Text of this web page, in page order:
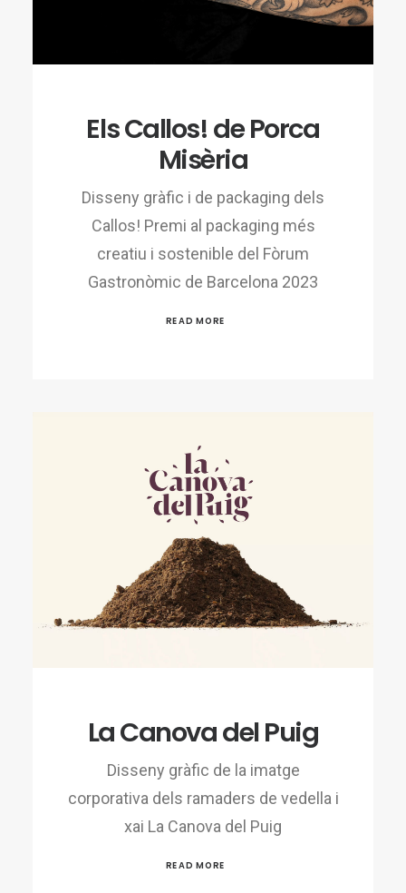
Els Callos! de Porca
Misèria
Disseny gràfic i de packaging dels
Callos! Premi al packaging més
creatiu i sostenible del Fòrum
Gastronòmic de Barcelona 2023
READ MORE
La Canova del Puig
Disseny gràfic de la imatge
corporativa dels ramaders de vedella i
xai La Canova del Puig
READ MORE